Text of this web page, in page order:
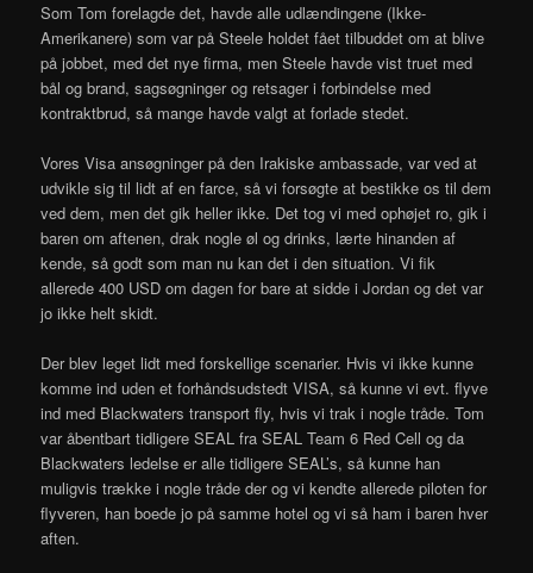
Som Tom forelagde det, havde alle udlændingene (Ikke-
Amerikanere) som var på Steele holdet fået tilbuddet om at blive
på jobbet, med det nye firma, men Steele havde vist truet med
bål og brand, sagsøgninger og retsager i forbindelse med
kontraktbrud, så mange havde valgt at forlade stedet.
Vores Visa ansøgninger på den Irakiske ambassade, var ved at
udvikle sig til lidt af en farce, så vi forsøgte at bestikke os til dem
ved dem, men det gik heller ikke. Det tog vi med ophøjet ro, gik i
baren om aftenen, drak nogle øl og drinks, lærte hinanden af
kende, så godt som man nu kan det i den situation. Vi fik
allerede 400 USD om dagen for bare at sidde i Jordan og det var
jo ikke helt skidt.
Der blev leget lidt med forskellige scenarier. Hvis vi ikke kunne
komme ind uden et forhåndsudstedt VISA, så kunne vi evt. flyve
ind med Blackwaters transport fly, hvis vi trak i nogle tråde. Tom
var åbentbart tidligere SEAL fra SEAL Team 6 Red Cell og da
Blackwaters ledelse er alle tidligere SEAL’s, så kunne han
muligvis trække i nogle tråde der og vi kendte allerede piloten for
flyveren, han boede jo på samme hotel og vi så ham i baren hver
aften.